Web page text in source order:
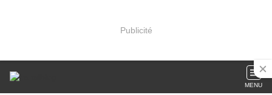
Publicité
MENU